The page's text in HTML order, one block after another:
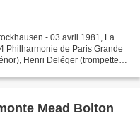
- 03 avril 1981, La
Philharmonie de Paris Grande
Henri Deléger (trompette),
Mead Bolton